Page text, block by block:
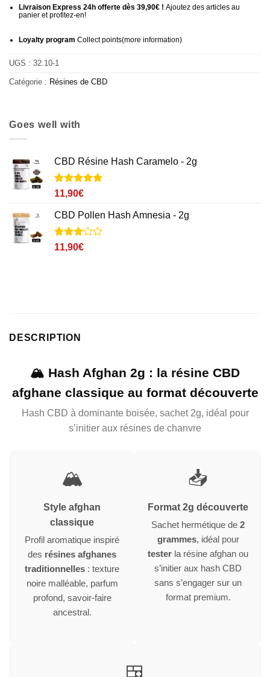
Livraison Express 24h offerte dès 39,90€ ! Ajoutez des articles au
panier et profitez-en!
Loyalty program Collect points(more information)
UGS : 32.10-1
Catégorie : Résines de CBD
Goes well with
CBD Résine Hash Caramelo - 2g
Noté5sur
3
notations
client
11,90€
CBD Pollen Hash Amnesia - 2g
Noté
7
11,90€
DESCRIPTION
🏔️ Hash Afghan 2g : la résine CBD
afghane classique au format découverte
Hash CBD à dominante boisée, sachet 2g, idéal pour
s’initier aux résines de chanvre
🏔
Style afghan
classique
Profil aromatique inspiré
des résines afghanes
traditionnelles : texture
noire malléable, parfum
profond, savoir-faire
ancestral.
📥
Format 2g découverte
Sachet hermétique de 2
grammes, idéal pour
tester la résine afghan ou
s’initier aux hash CBD
sans s’engager sur un
format premium.
🍱